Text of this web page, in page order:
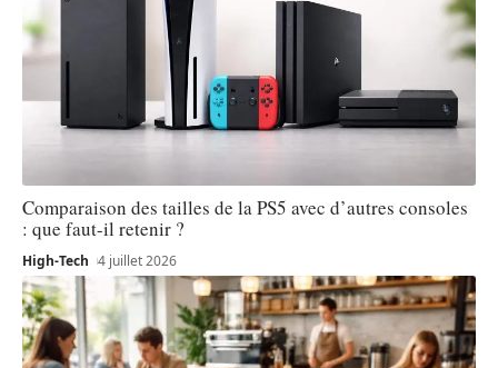
Comparaison des tailles de la PS5 avec d’autres consoles
: que faut-il retenir ?
High-Tech 4 juillet 2026